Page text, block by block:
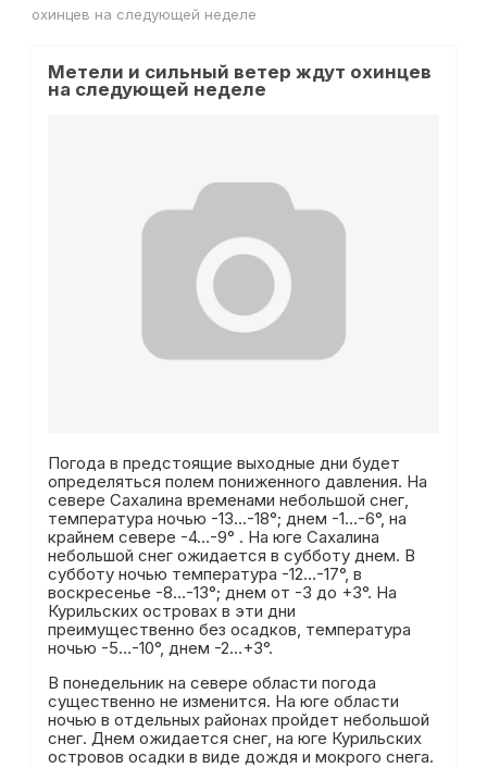
охинцев на следующей неделе
Метели и сильный ветер ждут охинцев
на следующей неделе
Погода в предстоящие выходные дни будет
определяться полем пониженного давления. На
севере Сахалина временами небольшой снег,
температура ночью -13…-18°; днем -1…-6°, на
крайнем севере -4…-9° . На юге Сахалина
небольшой снег ожидается в субботу днем. В
субботу ночью температура -12…-17°, в
воскресенье -8…-13°; днем от -3 до +3°. На
Курильских островах в эти дни
преимущественно без осадков, температура
ночью -5…-10°, днем -2…+3°.
В понедельник на севере области погода
существенно не изменится. На юге области
ночью в отдельных районах пройдет небольшой
снег. Днем ожидается снег, на юге Курильских
островов осадки в виде дождя и мокрого снега.